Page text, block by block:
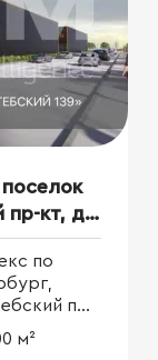
пр-кт, д
по
пр-
м²